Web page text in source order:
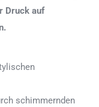
Druck auf
schimmernden